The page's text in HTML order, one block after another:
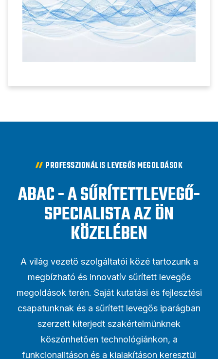
PROFESSZIONÁLIS LEVEGŐS MEGOLDÁSOK
ABAC - A SŰRÍTETTLEVEGŐ-
SPECIALISTA AZ ÖN
KÖZELÉBEN
A világ vezető szolgáltatói közé tartozunk a
megbízható és innovatív sűrített levegős
megoldások terén. Saját kutatási és fejlesztési
csapatunknak és a sűrített levegős iparágban
szerzett kiterjedt szakértelmünknek
köszönhetően technológiánkon, a
funkcionalitáson és a kialakításon keresztül